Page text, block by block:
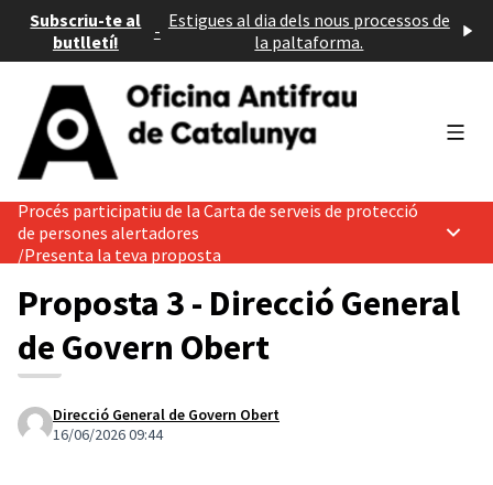
Subscriu-te al
butlletí!
- Estigues al dia dels nous processos de
la paltaforma.
Procés participatiu de la Carta de serveis de protecció
de persones alertadores
/Presenta la teva proposta
Proposta 3 - Direcció General
de Govern Obert
Direcció General de Govern Obert
16/06/2026 09:44